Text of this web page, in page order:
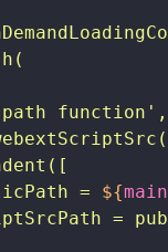
(
function' ,
( [
= ${
=